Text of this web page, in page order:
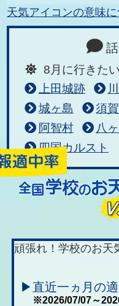
天気アイコンの意味
8月に行きた
上田城跡
城ヶ島
須
阿智村
八
四国カルスト
頑張れ！学校のお天
▶直近一ヵ月の
※2026/07/07～